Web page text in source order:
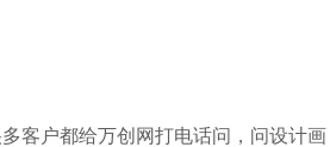
客户都给万创网打电话问，问设计画